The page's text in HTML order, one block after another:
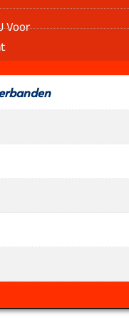
Voor